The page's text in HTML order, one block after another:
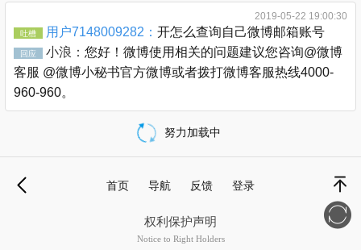
2019-05-22 19:00:30
吐槽 用户7148009282： 开怎么查询自己微博邮箱账号
回应 小浪： 您好！微博使用相关的问题建议您咨询@微博
客服 @微博小秘书官方微博或者拨打微博客服热线4000-
960-960。
载
努力加载中
顶部
首页 导航 反馈 登录
权利保护声明
Notice to Right Holders